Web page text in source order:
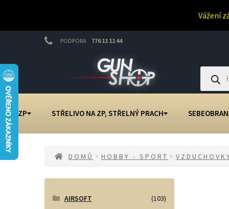
Vážení
PODPORA 776 11 11 44
webu
Products
search
NA ZP STŘELIVO NA ZP, STŘELNÝ PRACH
DOMŮ HOBBY - SPORT
AIRSOFT
(103)